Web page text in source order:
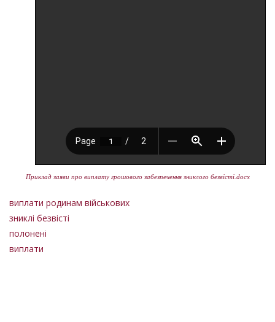
Приклад заяви про виплату грошового забезпечення зниклого безвісті.docx
виплати родинам військових
зниклі безвісті
полонені
виплати